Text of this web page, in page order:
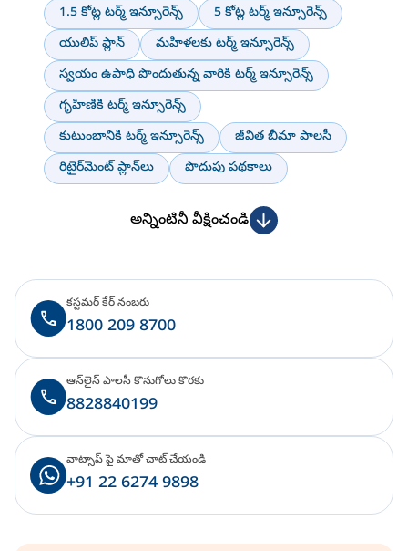
1.5 కోట్ల టర్మ్ ఇన్సూరెన్స్
5 కోట్ల టర్మ్ ఇన్సూరెన్స్
యులిప్ ప్లాన్
మహిళలకు టర్మ్ ఇన్సూరెన్స్
స్వయం ఉపాధి పొందుతున్న వారికి టర్మ్ ఇన్సూరెన్స్
గృహిణికి టర్మ్ ఇన్సూరెన్స్
కుటుంబానికి టర్మ్ ఇన్సూరెన్స్
జీవిత బీమా పాలసీ
రిటైర్‌మెంట్ ప్లాన్‌లు
పొదుపు పథకాలు
అన్నింటినీ వీక్షించండి
1800 209 8700
కస్టమర్ కేర్ నంబరు
8828840199
ఆన్‌లైన్ పాలసీ కొనుగోలు కొరకు
+91 22 6274 9898
వాట్సాప్ పై మాతో చాట్ చేయండి